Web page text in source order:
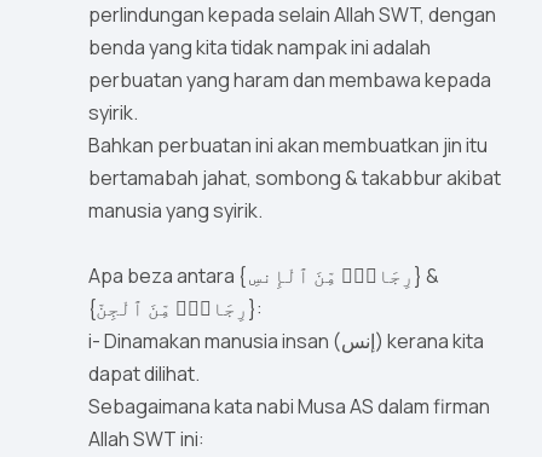
perlindungan kepada selain Allah SWT, dengan
benda yang kita tidak nampak ini adalah
perbuatan yang haram dan membawa kepada
syirik.
Bahkan perbuatan ini akan membuatkan jin itu
bertamabah jahat, sombong & takabbur akibat
manusia yang syirik.
Apa beza antara { رِجَالٌۭ مِّنَ ٱلْإِنسِ} &
{رِجَالٍۢ مِّنَ ٱلْجِنّ}:
i- Dinamakan manusia insan (إنس) kerana kita
dapat dilihat.
Sebagaimana kata nabi Musa AS dalam firman
Allah SWT ini: